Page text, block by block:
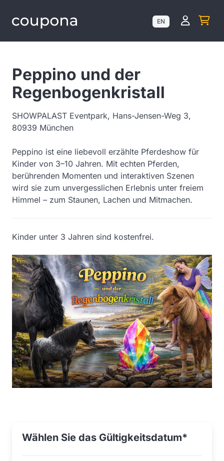
EN
Peppino und der
Regenbogenkristall
SHOWPALAST Eventpark, Hans-Jensen-Weg 3,
80939 München
Peppino ist eine liebevoll erzählte Pferdeshow für
Kinder von 3–10 Jahren. Mit echten Pferden,
berührenden Momenten und interaktiven Szenen
wird sie zum unvergesslichen Erlebnis unter freiem
Himmel – zum Staunen, Lachen und Mitmachen.
Kinder unter 3 Jahren sind kostenfrei.
Wählen Sie das Gültigkeitsdatum*